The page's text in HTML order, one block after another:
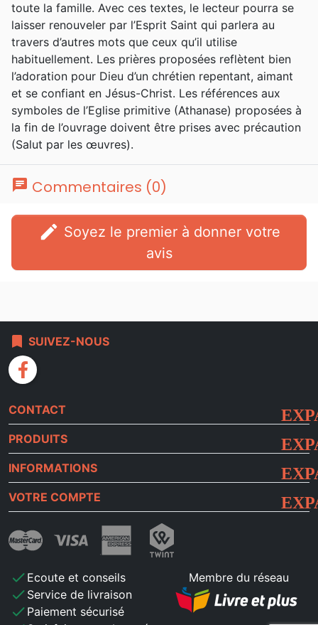
toute la famille. Avec ces textes, le lecteur pourra se
laisser renouveler par l’Esprit Saint qui parlera au
travers d’autres mots que ceux qu’il utilise
habituellement. Les prières proposées reflètent bien
l’adoration pour Dieu d’un chrétien repentant, aimant
et se confiant en Jésus-Christ. Les références aux
symboles de l’Eglise primitive (Athanase) proposées à
la fin de l’ouvrage doivent être prises avec précaution
(Salut par les œuvres).
chat Commentaires (0)
edit
avis
bookmark SUIVEZ-NOUS
facebook
CONTACT
PRODUITS
INFORMATIONS
VOTRE COMPTE
check Ecoute et conseils
check Service de livraison
check Paiement sécurisé
Membre du réseau